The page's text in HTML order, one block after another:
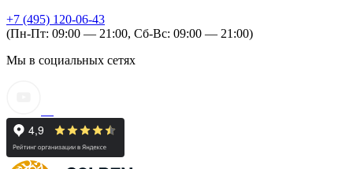
+7 (495) 120-06-43
(Пн-Пт: 09:00 — 21:00, Сб-Вс: 09:00 — 21:00)
Мы в социальных сетях